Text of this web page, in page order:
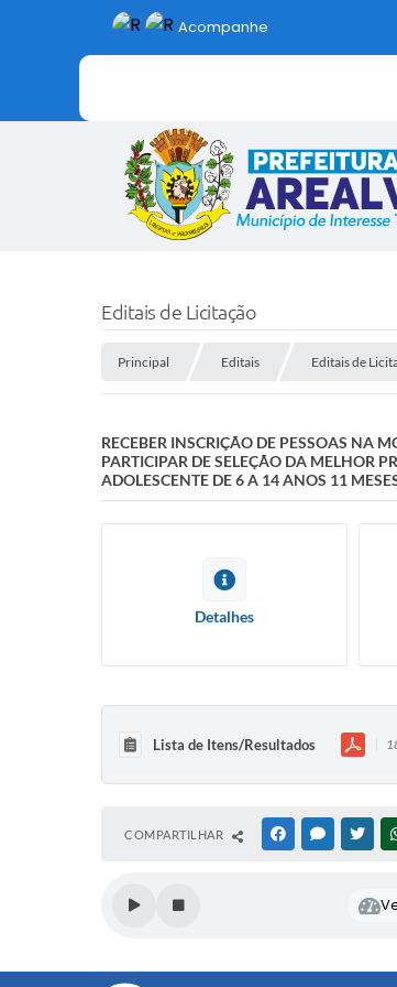
Acompanhe
Editais de Licitação
Principal Editais Editais de
RECEBER INSCRIÇÃO DE PESSOAS NA
PARTICIPAR DE SELEÇÃO DA MELHOR
ADOLESCENTE DE 6 A 14 ANOS 11
Detalhes
Lista de Itens/Resultados
COMPARTILHAR FACEBOOKMESSENGER